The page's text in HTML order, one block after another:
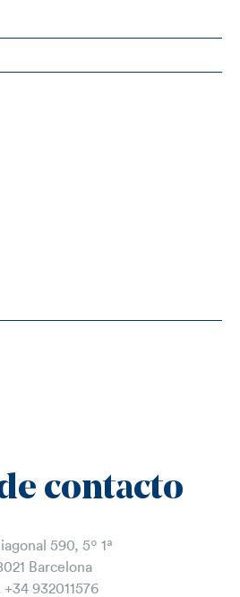
contacto
590, 5º 1ª
Barcelona
932011576